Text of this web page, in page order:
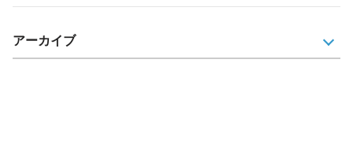
アーカイブ